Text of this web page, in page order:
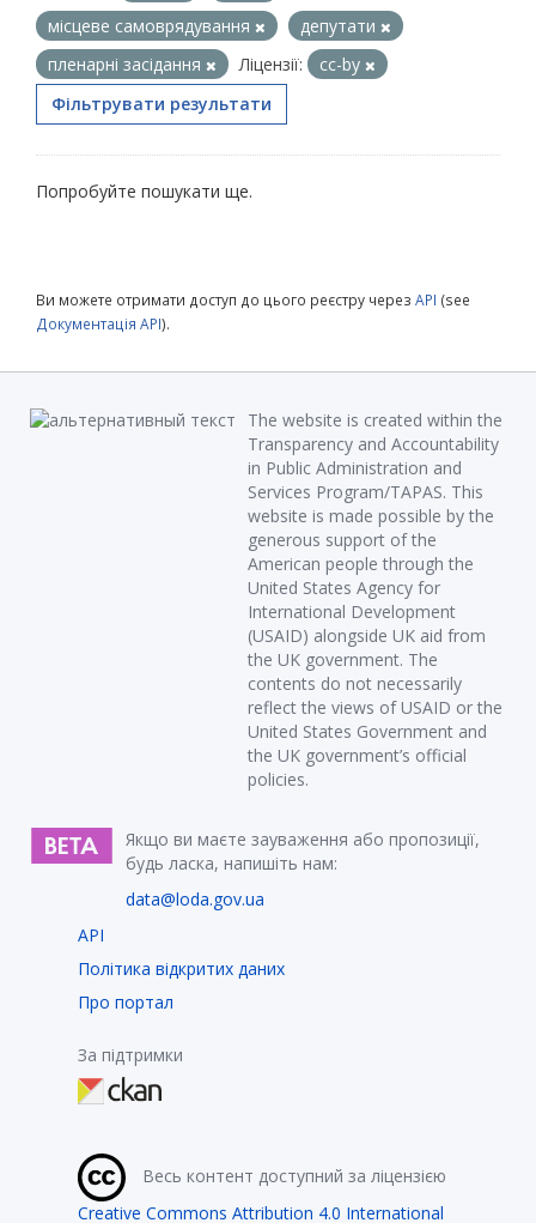
місцеве самоврядування
депутати
пленарні засідання
Ліцензії:
cc-by
Фільтрувати результати
Попробуйте пошукати ще.
Ви можете отримати доступ до цього реєстру через API (see
Документація API).
The website is created within the
Transparency and Accountability
in Public Administration and
Services Program/TAPAS. This
website is made possible by the
generous support of the
American people through the
United States Agency for
International Development
(USAID) alongside UK aid from
the UK government. The
contents do not necessarily
reflect the views of USAID or the
United States Government and
the UK government’s official
policies.
Якщо ви маєте зауваження або пропозиції,
будь ласка, напишіть нам:
data@loda.gov.ua
API
Політика відкритих даних
Про портал
За підтримки
Весь контент доступний за ліцензією
Creative Commons Attribution 4.0 International